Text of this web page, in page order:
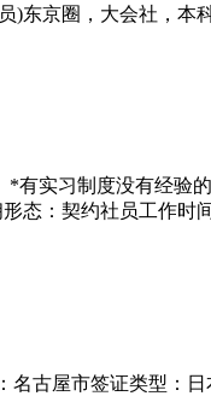
)东京圈，大会社，本
实习制度没有经
：契约社员工作时
古屋市签证类型：